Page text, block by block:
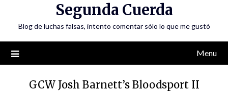
Segunda Cuerda
Blog de luchas falsas, intento comentar sólo lo que me gustó
Menu
GCW Josh Barnett’s Bloodsport II